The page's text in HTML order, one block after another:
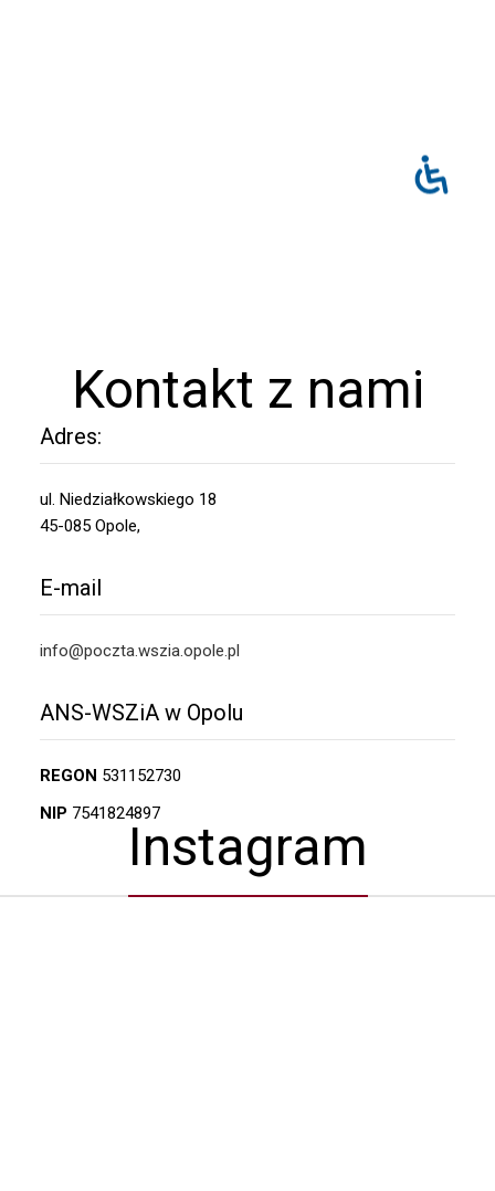
Kontakt z nami
Adres:
ul. Niedziałkowskiego 18
45-085 Opole,
E-mail
info@poczta.wszia.opole.pl
ANS-WSZiA w Opolu
REGON 531152730
NIP 7541824897
Instagram